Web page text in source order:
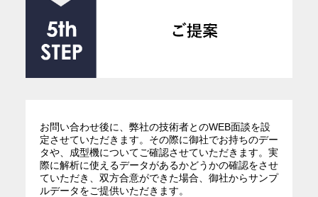
お問い合わせ後に、弊社の技術者とのWEB面談を設
定させていただきます。その際に御社でお持ちのデー
タや、成型機についてご確認させていただきます。実
際に解析に使えるデータがあるかどうかの確認をさせ
ていただき、双方合意ができた場合、御社からサンプ
ルデータをご提供いただきます。